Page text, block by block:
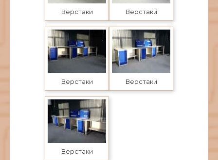
Верстаки Верстаки
Верстаки Верстаки
Верстаки